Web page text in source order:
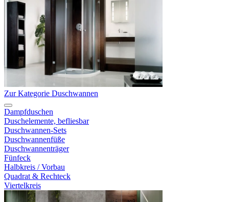
Zur Kategorie Duschwannen
Dampfduschen
Duschelemente, befliesbar
Duschwannen-Sets
Duschwannenfüße
Duschwannenträger
Fünfeck
Halbkreis / Vorbau
Quadrat & Rechteck
Viertelkreis